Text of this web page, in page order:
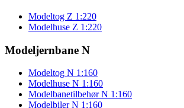
Modeltog Z 1:220
Modelhuse Z 1:220
Modeljernbane N
Modeltog N 1:160
Modelhuse N 1:160
Modelbanetilbehør N 1:160
Modelbiler N 1:160